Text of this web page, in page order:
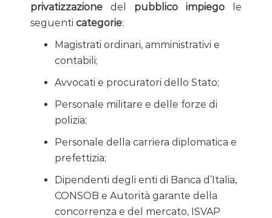
privatizzazione del pubblico impiego le
seguenti categorie:
Magistrati ordinari, amministrativi e
contabili;
Avvocati e procuratori dello Stato;
Personale militare e delle forze di
polizia;
Personale della carriera diplomatica e
prefettizia;
Dipendenti degli enti di Banca d’Italia,
CONSOB e Autorità garante della
concorrenza e del mercato, ISVAP